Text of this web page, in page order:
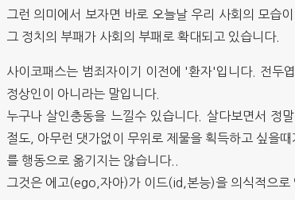
그런 의미에서 보자면 바로 오늘날 우리 사회의 모습
그 정치의 부패가 사회의 부패로 확대되고 있습니다.
사이코패스는 범죄자이기 이전에 '환자'입니다. 전두
정상인이 아니라는 말입니다.
누구나 살인충동을 느낄수 있습니다. 살다보면서 정
절도, 아무런 댓가없이 무위로 제물을 획득하고 싶을
를 행동으로 옮기지는 않습니다..
그것은 에고(ego,자아)가 이드(id,본능)을 의식적으로